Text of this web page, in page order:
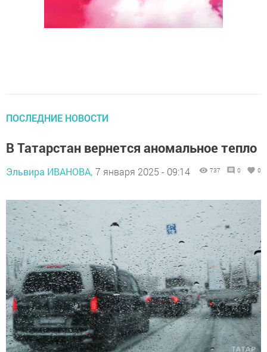
ПОСЛЕДНИЕ НОВОСТИ
В Татарстан вернется аномальное тепло
Эльвира ИВАНОВА, 7 января 2025 - 09:14 737 0 0